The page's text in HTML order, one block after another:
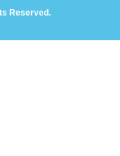
Reserved.